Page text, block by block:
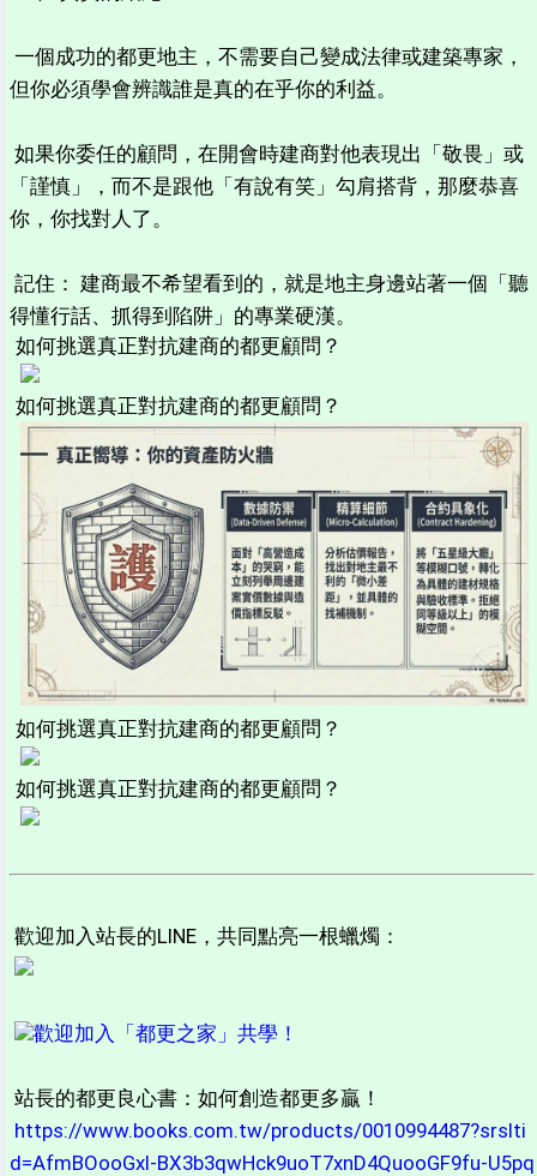
一個成功的都更地主，不需要自己變成法律或建築專家，
但你必須學會辨識誰是真的在乎你的利益。
如果你委任的顧問，在開會時建商對他表現出「敬畏」或
「謹慎」，而不是跟他「有說有笑」勾肩搭背，那麼恭喜
你，你找對人了。
記住： 建商最不希望看到的，就是地主身邊站著一個「聽
得懂行話、抓得到陷阱」的專業硬漢。
如何挑選真正對抗建商的都更顧問？
如何挑選真正對抗建商的都更顧問？
如何挑選真正對抗建商的都更顧問？
如何挑選真正對抗建商的都更顧問？
歡迎加入站長的LINE，共同點亮一根蠟燭：
歡迎加入「都更之家」共學！
站長的都更良心書：如何創造都更多贏！
https://www.books.com.tw/products/0010994487?srslti
d=AfmBOooGxI-BX3b3qwHck9uoT7xnD4QuooGF9fu-U5pq